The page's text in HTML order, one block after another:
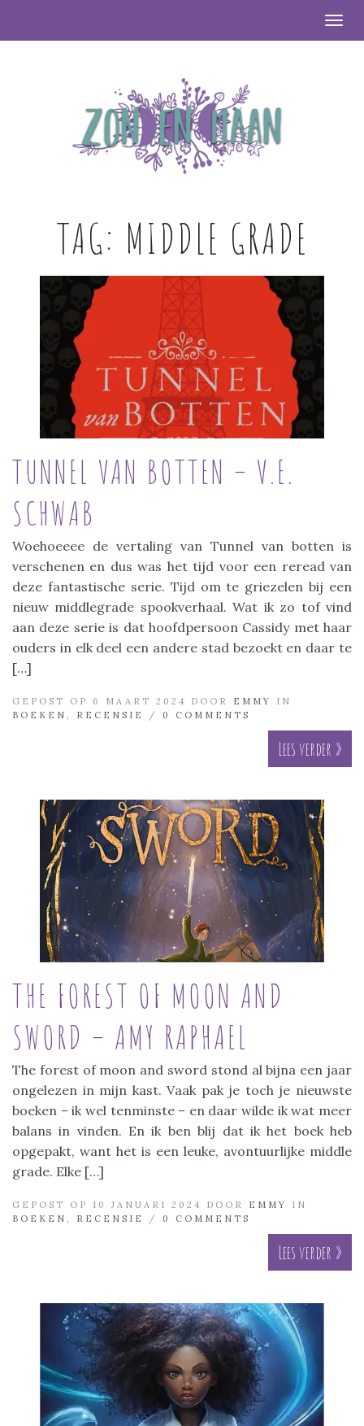
TAG: MIDDLE GRADE
TUNNEL VAN BOTTEN – V.E.
SCHWAB
Woehoeeee de vertaling van Tunnel van botten is
verschenen en dus was het tijd voor een reread van
deze fantastische serie. Tijd om te griezelen bij een
nieuw middlegrade spookverhaal. Wat ik zo tof vind
aan deze serie is dat hoofdpersoon Cassidy met haar
ouders in elk deel een andere stad bezoekt en daar te
[…]
GEPOST OP 6 MAART 2024 DOOR EMMY
IN
BOEKEN
RECENSIE / 0 COMMENTS
Lees verder »
THE FOREST OF MOON AND
SWORD – AMY RAPHAEL
The forest of moon and sword stond al bijna een jaar
ongelezen in mijn kast. Vaak pak je toch je nieuwste
boeken – ik wel tenminste – en daar wilde ik wat meer
balans in vinden. En ik ben blij dat ik het boek heb
opgepakt, want het is een leuke, avontuurlijke middle
grade. Elke […]
GEPOST OP 10 JANUARI 2024 DOOR EMMY
IN
BOEKEN
RECENSIE / 0 COMMENTS
Lees verder »